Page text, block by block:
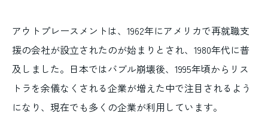
アウトプレースメントは、1962年にアメリカで再就職支
援の会社が設立されたのが始まりとされ、1980年代に普
及しました。日本ではバブル崩壊後、1995年頃からリス
トラを余儀なくされる企業が増えた中で注目されるよう
になり、現在でも多くの企業が利用しています。